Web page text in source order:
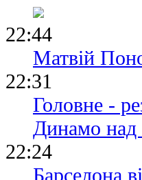
22:44
Матвій
22:31
Головне -
Динамо над
22:24
Барселона